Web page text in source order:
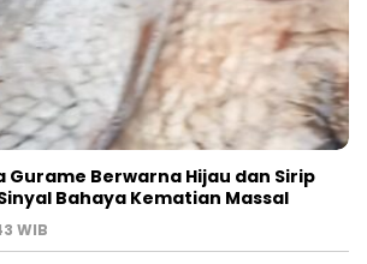
Gurame Berwarna Hijau dan Sirip
Bahaya Kematian Massal
WIB